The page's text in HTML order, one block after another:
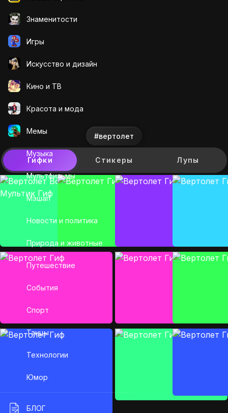
Знаменитости
Игры
Искусcтво и дизайн
Кино и ТВ
Красота и мода
Мемы
Музыка
Мультфильмы
Мэшап
Новости и политика
Природа и животные
Путешествие
События
Спорт
Танцы
Технологии
Юмор
БЛОГ
#вертолет
Гифки Стикеры Лупы